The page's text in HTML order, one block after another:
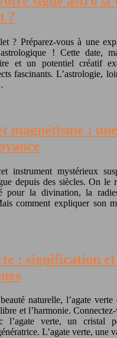
?
? Préparez-vous à une
! Cette date,
et un potentiel créatif
fascinants. L’astrologie,
magnétisme :
instrument mystérieux
depuis des siècles. On le
pour la divination, la
comment expliquer son
: signification
naturelle, l’agate
et l’harmonie.
l’agate verte, un cristal
L’agate verte, une